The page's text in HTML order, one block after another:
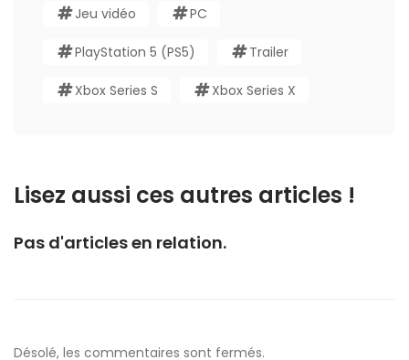
Jeu vidéo PC
PlayStation 5 (PS5) Trailer
Xbox Series S Xbox Series X
Lisez aussi ces autres articles !
Pas d'articles en relation.
Désolé, les commentaires sont fermés.